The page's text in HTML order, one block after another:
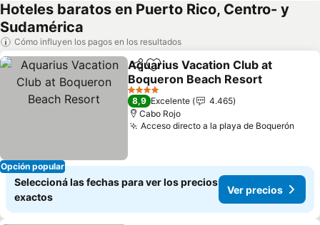
Hoteles baratos en Puerto Rico, Centro- y
Sudamérica
Cómo influyen los pagos en los resultados
Opción popular
CompartirAñadir a favoritos
Aquarius Vacation Club at
Boqueron Beach Resort
4 Estrellas
8,9 Excelente
4.465
Cabo Rojo
Acceso directo a la playa de Boquerón
Seleccioná las fechas para ver los precios
exactos
Ver precios